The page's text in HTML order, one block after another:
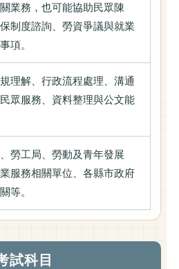
業務，也可能協助民眾陳
制度諮詢、勞資爭議與就業
項。
理解、行政流程處理、溝通
眾服務、資料整理與公文能
勞工局、勞動及青年發展
服務相關單位、各縣市政府
等。
試科目